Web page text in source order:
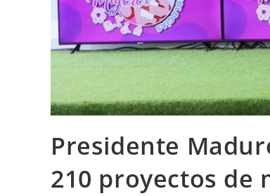
Presidente
210 proyectos de